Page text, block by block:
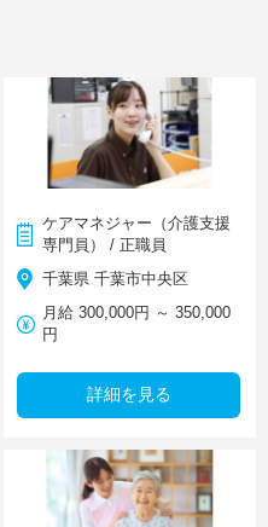
ケアマネジャー（介護支援
専門員） / 正職員
千葉県 千葉市中央区
月給 300,000円 ～ 350,000
円
詳細を見る